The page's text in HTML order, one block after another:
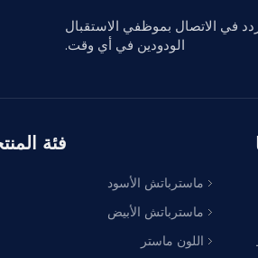
في الاتصال بموظفي الاستقبال
الودودين في أي وقت.
فئة
ماسترباتش الأسود
ماسترباتش الأبيض
اللون ماستر